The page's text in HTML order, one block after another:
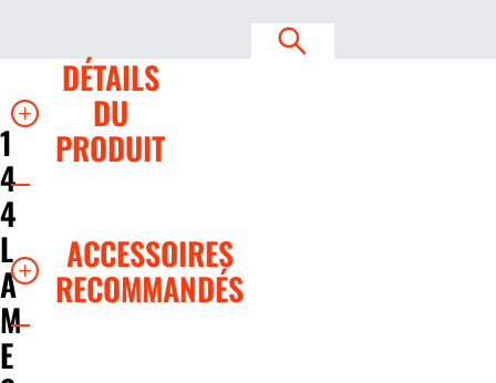
1
4
4
L
A
M
E
DÉTAILS
DU
PRODUIT
ACCESSOIRES
RECOMMANDÉS